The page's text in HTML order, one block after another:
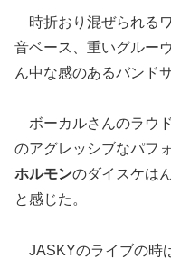
時折おり混ぜられる
音ベース、重いグルー
ん中な感のあるバンド
ボーカルさんのラウ
のアグレッシブなパフ
ホルモンのダイスケは
と感じた。
JASKYのライブの時